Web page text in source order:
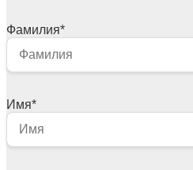
Фамилия*
Имя*